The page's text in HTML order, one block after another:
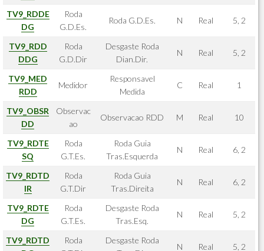
TV9_RDDE
DG
Roda
G.D.Es.
Roda G.D.Es. N Real 5, 2
TV9_RDD
DDG
Roda
G.D.Dir
Desgaste Roda
Dian.Dir.
N Real 5, 2
TV9_MED
RDD
Medidor
Responsavel
Medida
C Real 1
TV9_OBSR
DD
Observac
ao
Observacao RDD M Real 10
TV9_RDTE
SQ
Roda
G.T.Es.
Roda Guia
Tras.Esquerda
N Real 6, 2
TV9_RDTD
IR
Roda
G.T.Dir
Roda Guia
Tras.Direita
N Real 6, 2
TV9_RDTE
DG
Roda
G.T.Es.
Desgaste Roda
Tras.Esq.
N Real 5, 2
TV9_RDTD
Roda
Desgaste Roda
N Real 5, 2